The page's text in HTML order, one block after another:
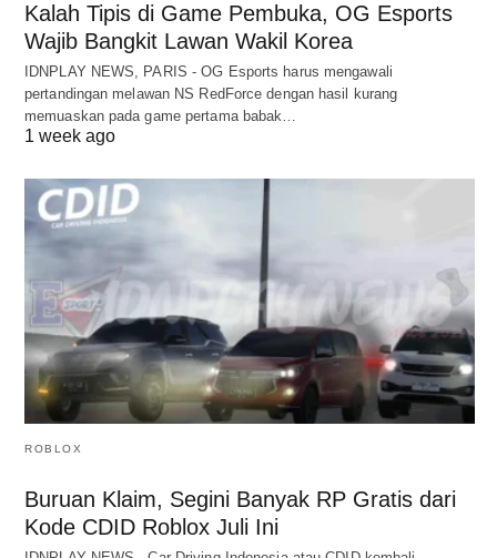
Kalah Tipis di Game Pembuka, OG Esports
Wajib Bangkit Lawan Wakil Korea
IDNPLAY NEWS, PARIS - OG Esports harus mengawali
pertandingan melawan NS RedForce dengan hasil kurang
memuaskan pada game pertama babak…
1 week ago
ROBLOX
Buruan Klaim, Segini Banyak RP Gratis dari
Kode CDID Roblox Juli Ini